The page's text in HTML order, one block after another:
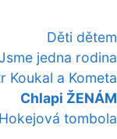
Děti dětem
jedna rodina
Koukal a Kometa
Chlapi ŽENÁM
Hokejová tombola